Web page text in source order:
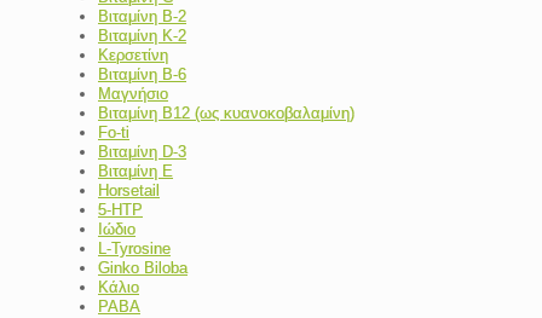
Βιταμίνη Β-2
Βιταμίνη Κ-2
Κερσετίνη
Βιταμίνη Β-6
Μαγνήσιο
Βιταμίνη Β12 (ως κυανοκοβαλαμίνη)
Fo-ti
Βιταμίνη D-3
Βιταμίνη Ε
Horsetail
5-HTP
Ιώδιο
L-Tyrosine
Ginko Biloba
Κάλιο
PABA